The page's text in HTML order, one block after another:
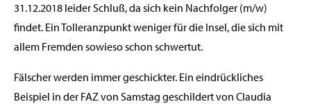
31.12.2018 leider Schluß, da sich kein Nachfolger (m/w)
findet. Ein Tolleranzpunkt weniger für die Insel, die sich mit
allem Fremden sowieso schon schwertut.
Fälscher werden immer geschickter. Ein eindrückliches
Beispiel in der FAZ von Samstag geschildert von Claudia